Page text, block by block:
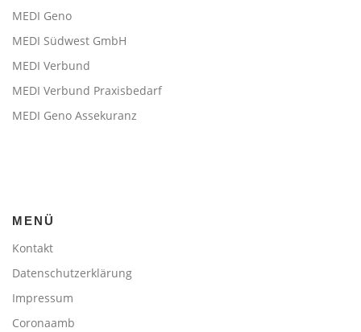
MEDI Geno
MEDI Südwest GmbH
MEDI Verbund
MEDI Verbund Praxisbedarf
MEDI Geno Assekuranz
MENÜ
Kontakt
Datenschutzerklärung
Impressum
Coronaamb